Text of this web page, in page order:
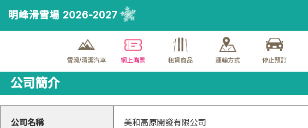
明峰滑雪場 2026-2027
雪滑/清潔汽車 網上購票 租賃商品 運輸方式 停止預訂
公司簡介
公司名稱 美和高原開發有限公司